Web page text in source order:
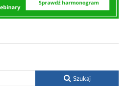
Szukaj